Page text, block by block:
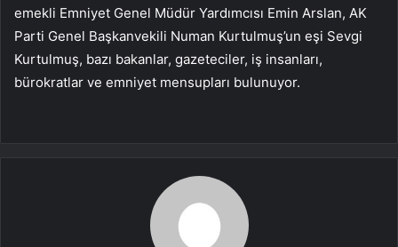
emekli Emniyet Genel Müdür Yardımcısı Emin Arslan, AK
Parti Genel Başkanvekili Numan Kurtulmuş’un eşi Sevgi
Kurtulmuş, bazı bakanlar, gazeteciler, iş insanları,
bürokratlar ve emniyet mensupları bulunuyor.